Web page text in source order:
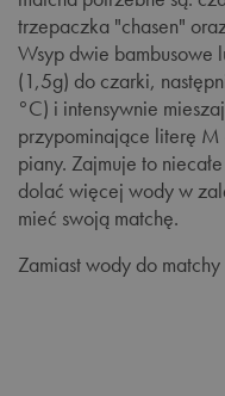
nerwów głównych i
tradycyjnie na
pozwalają zamienić
drobinki maja średnicę
poziom jakości,
transportowana do
unikając dużych zmian
trzepaczka "chasen"
Wsyp dwie bambusowe
(1,5g) do czarki,
°C) i intensywnie
przypominające literę
piany. Zajmuje to
dolać więcej wody w
mieć swoją matchę.
Zamiast wody do